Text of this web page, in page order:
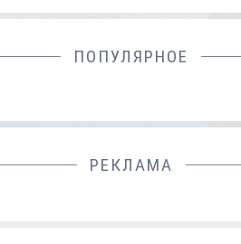
ПОПУЛЯРНОЕ
РЕКЛАМА